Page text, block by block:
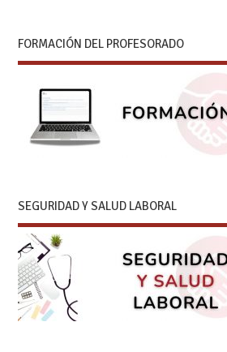
FORMACIÓN DEL PROFESORADO
SEGURIDAD Y SALUD LABORAL